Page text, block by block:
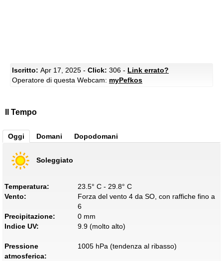
Iscritto: Apr 17, 2025 - Click: 306 - Link errato?
Operatore di questa Webcam: myPefkos
Il Tempo
Oggi Domani Dopodomani
Soleggiato
Temperatura:
23.5° C - 29.8° C
Vento:
Forza del vento 4 da SO, con raffiche fino a
6
Precipitazione:
0 mm
Indice UV:
9.9 (molto alto)
Pressione
atmosferica:
1005 hPa (tendenza al ribasso)